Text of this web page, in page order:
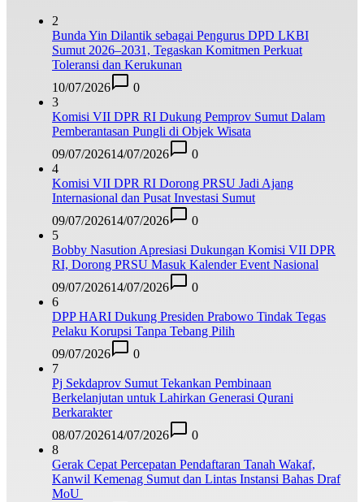
2
Bunda Yin Dilantik sebagai Pengurus DPD LKBI
Sumut 2026–2031, Tegaskan Komitmen Perkuat
Toleransi dan Kerukunan
10/07/2026
0
3
Komisi VII DPR RI Dukung Pemprov Sumut Dalam
Pemberantasan Pungli di Objek Wisata
09/07/202614/07/2026
0
4
Komisi VII DPR RI Dorong PRSU Jadi Ajang
Internasional dan Pusat Investasi Sumut
09/07/202614/07/2026
0
5
Bobby Nasution Apresiasi Dukungan Komisi VII DPR
RI, Dorong PRSU Masuk Kalender Event Nasional
09/07/202614/07/2026
0
6
DPP HARI Dukung Presiden Prabowo Tindak Tegas
Pelaku Korupsi Tanpa Tebang Pilih
09/07/2026
0
7
Pj Sekdaprov Sumut Tekankan Pembinaan
Berkelanjutan untuk Lahirkan Generasi Qurani
Berkarakter
08/07/202614/07/2026
0
8
Gerak Cepat Percepatan Pendaftaran Tanah Wakaf,
Kanwil Kemenag Sumut dan Lintas Instansi Bahas Draf
MoU